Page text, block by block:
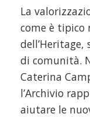
La
come è tipico
di comunità.
Caterina
l’Archivio
aiutare le